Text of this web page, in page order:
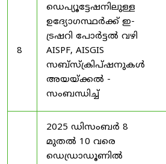
8
ഡെപ്യൂട്ടേഷനിലുള്ള
ഉദ്യോഗസ്ഥർക്ക് ഇ-
ട്രഷറി പോർട്ടൽ വഴി
AISPF, AISGIS
സബ്‌സ്‌ക്രിപ്‌ഷനുകൾ
അയയ്ക്കൽ -
സംബന്ധിച്ച്
2025 ഡിസംബർ 8
മുതൽ 10 വരെ
ഡെഡ്രാഡൂണിൽ